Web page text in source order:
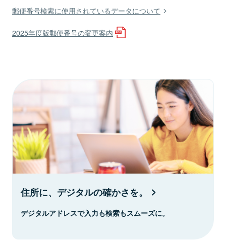
郵便番号検索に使用されているデータについて
2025年度版郵便番号の変更案内
住所に、デジタルの確かさを。
デジタルアドレスで入力も検索もスムーズに。